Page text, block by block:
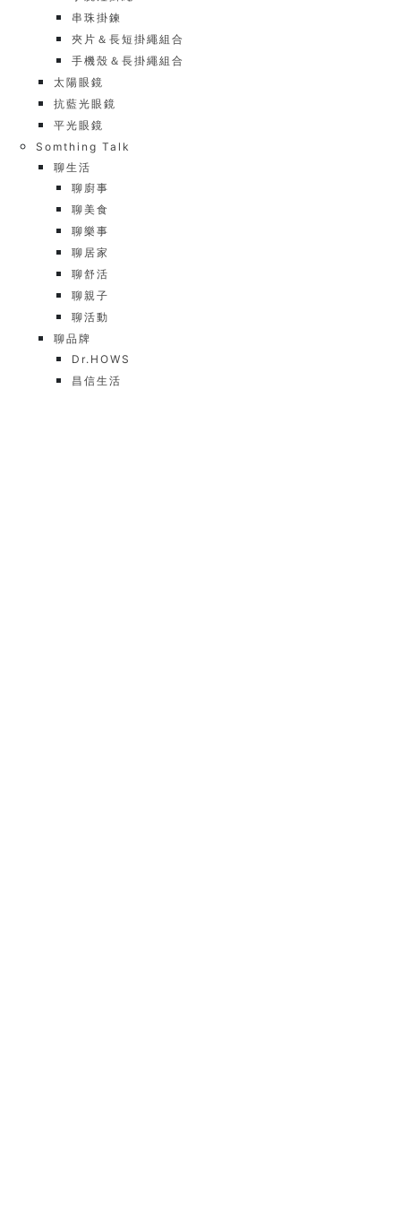
串珠掛鍊
夾片＆長短掛繩組合
手機殼＆長掛繩組合
太陽眼鏡
抗藍光眼鏡
平光眼鏡
Somthing Talk
聊生活
聊廚事
聊美食
聊樂事
聊居家
聊舒活
聊親子
聊活動
聊品牌
Dr.HOWS
昌信生活